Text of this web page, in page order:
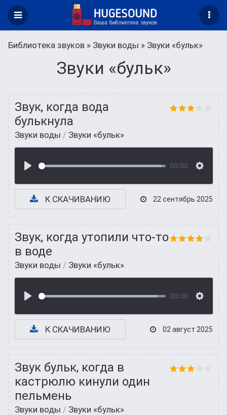
Библиотека звуков » Звуки воды » Звуки «бульк»
Звуки «бульк»
Звук, когда вода
булькнула
Звуки воды / Звуки «бульк»
00:00
К СКАЧИВАНИЮ 22 сентябрь 2025
Звук, когда утопили что-то
в воде
Звуки воды / Звуки «бульк»
00:00
К СКАЧИВАНИЮ 02 август 2025
Звук бульк, когда в
кастрюлю кинули один
пельмень
Звуки воды / Звуки «бульк»